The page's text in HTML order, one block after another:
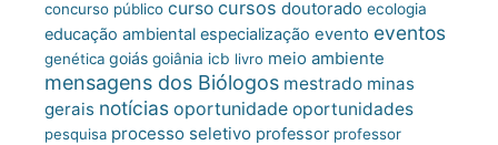
concurso público curso cursos doutorado ecologia
educação ambiental especialização evento eventos
genética goiás goiânia icb livro meio ambiente
mensagens dos Biólogos mestrado minas
gerais notícias oportunidade oportunidades
pesquisa processo seletivo professor professor